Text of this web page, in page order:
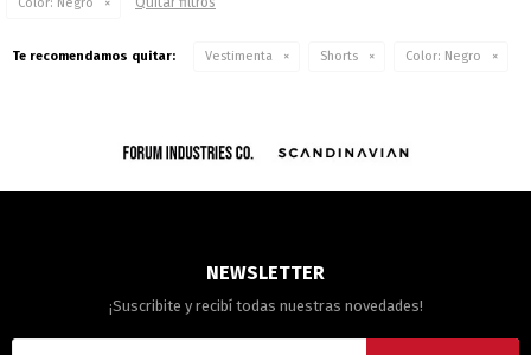
Te recomendamos quitar: Vestimenta Shorts Color: Negro
NEWSLETTER
¡Suscribite y recibí todas nuestras novedades!